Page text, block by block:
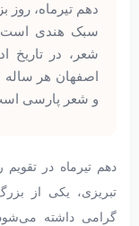
دهم تیرماه، روز
سبک هندی
شعر، در تاریخ
اصفهان هر ساله
و شعر پارسی
دهم تیرماه در
تبریزی، یکی از
گرامی داشته